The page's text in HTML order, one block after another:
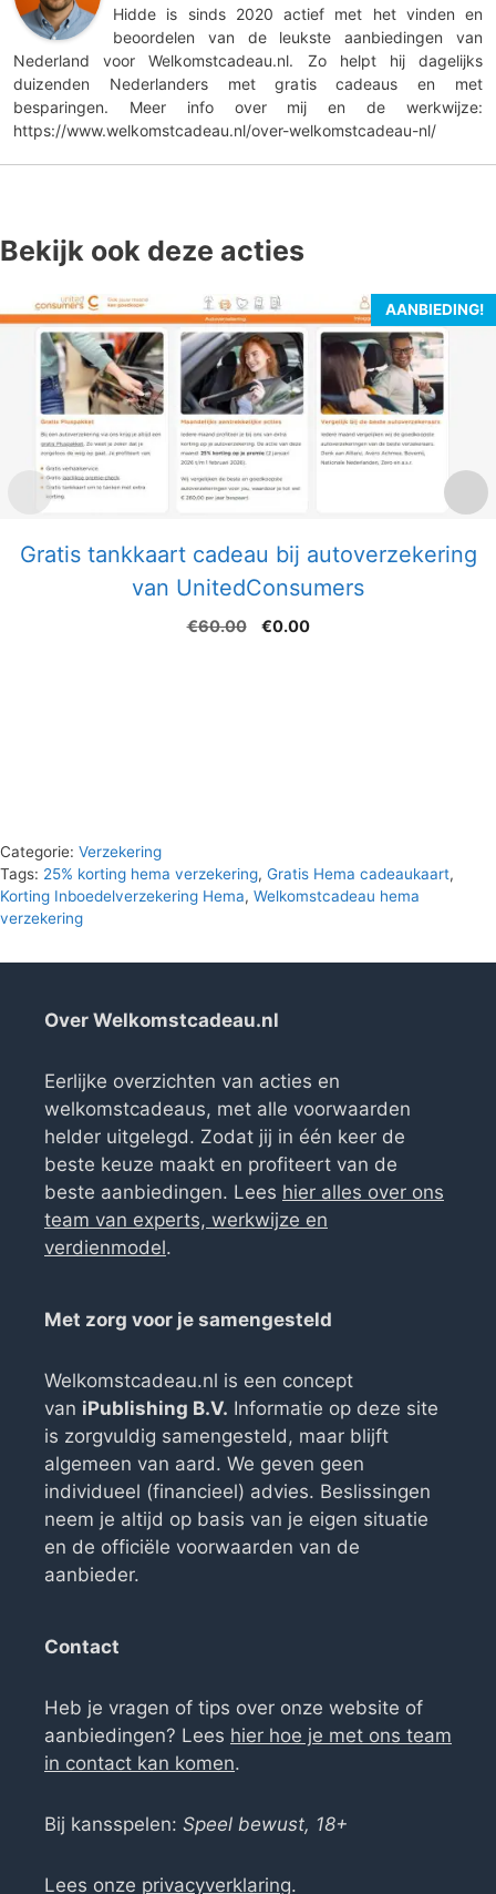
Hidde is sinds 2020 actief met het vinden en
beoordelen van de leukste aanbiedingen van
Nederland voor Welkomstcadeau.nl. Zo helpt hij dagelijks
duizenden Nederlanders met gratis cadeaus en met
besparingen. Meer info over mij en de werkwijze:
https://www.welkomstcadeau.nl/over-welkomstcadeau-nl/
Bekijk ook deze acties
AANBIEDING!
Gratis tankkaart cadeau bij autoverzekering
van UnitedConsumers
€60.00
Oorspronkelijke
€0.00Huidige
Categorie: Verzekering
Tags: 25% korting hema verzekering, Gratis Hema cadeaukaart,
Korting Inboedelverzekering Hema, Welkomstcadeau hema
verzekering
Over Welkomstcadeau.nl
Eerlijke overzichten van acties en
welkomstcadeaus, met alle voorwaarden
helder uitgelegd. Zodat jij in één keer de
beste keuze maakt en profiteert van de
beste aanbiedingen. Lees hier alles over ons
team van experts, werkwijze en
verdienmodel.
Met zorg voor je samengesteld
Welkomstcadeau.nl is een concept
van iPublishing B.V. Informatie op deze site
is zorgvuldig samengesteld, maar blijft
algemeen van aard. We geven geen
individueel (financieel) advies. Beslissingen
neem je altijd op basis van je eigen situatie
en de officiële voorwaarden van de
aanbieder.
Contact
Heb je vragen of tips over onze website of
aanbiedingen? Lees hier hoe je met ons team
in contact kan komen.
Bij kansspelen: Speel bewust, 18+
Lees onze privacyverklaring.